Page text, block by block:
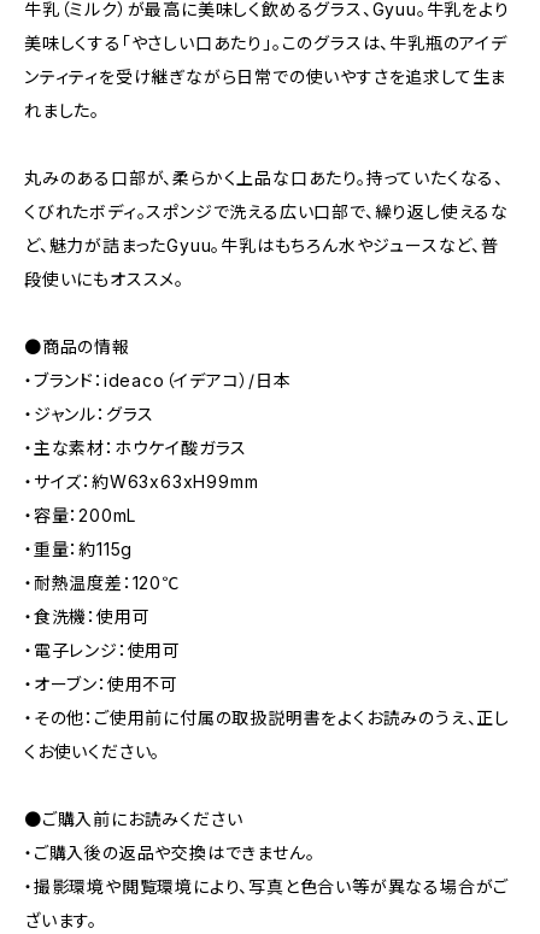
牛乳（ミルク）が最高に美味しく飲めるグラス、Gyuu。牛乳をより
美味しくする「やさしい口あたり」。このグラスは、牛乳瓶のアイデ
ンティティを受け継ぎながら日常での使いやすさを追求して生ま
れました。
丸みのある口部が、柔らかく上品な口あたり。持っていたくなる、
くびれたボディ。スポンジで洗える広い口部で、繰り返し使えるな
ど、魅力が詰まったGyuu。牛乳はもちろん水やジュースなど、普
段使いにもオススメ。
●商品の情報
・ブランド：ideaco（イデアコ）/日本
・ジャンル：グラス
・主な素材：ホウケイ酸ガラス
・サイズ：約W63x63xH99mm
・容量：200mL
・重量：約115g
・耐熱温度差：120℃
・食洗機：使用可
・電子レンジ：使用可
・オーブン：使用不可
・その他：ご使用前に付属の取扱説明書をよくお読みのうえ、正し
くお使いください。
●ご購入前にお読みください
・ご購入後の返品や交換はできません。
・撮影環境や閲覧環境により、写真と色合い等が異なる場合がご
ざいます。